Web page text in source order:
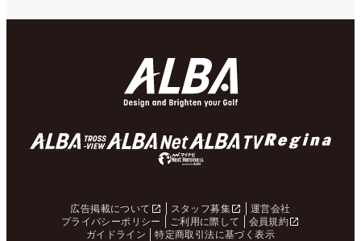
広告掲載について スタッフ募集
運営会社
プライバシーポリシー
ご利用に際して
会員規約
ガイドライン
特定商取引法に基づく表示